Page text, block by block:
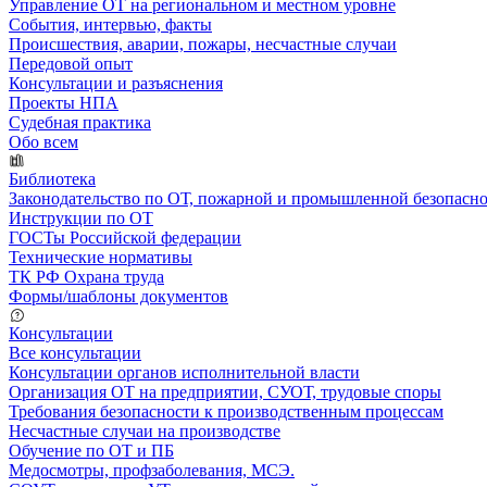
Управление ОТ на региональном и местном уровне
События, интервью, факты
Происшествия, аварии, пожары, несчастные случаи
Передовой опыт
Консультации и разъяснения
Проекты НПА
Судебная практика
Обо всем
Библиотека
Законодательство по ОТ, пожарной и промышленной
Инструкции по ОТ
ГОСТы Российской федерации
Технические нормативы
ТК РФ Охрана труда
Формы/шаблоны документов
Консультации
Все консультации
Консультации органов исполнительной власти
Организация ОТ на предприятии, СУОТ, трудовые споры
Требования безопасности к производственным процессам
Несчастные случаи на производстве
Обучение по ОТ и ПБ
Медосмотры, профзаболевания, МСЭ.